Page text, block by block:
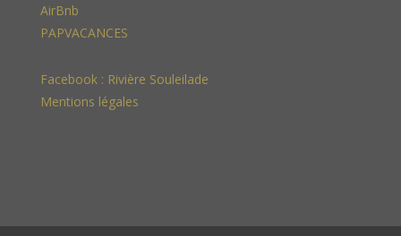
AirBnb
PAPVACANCES
Facebook : Rivière Souleilade
Mentions légales